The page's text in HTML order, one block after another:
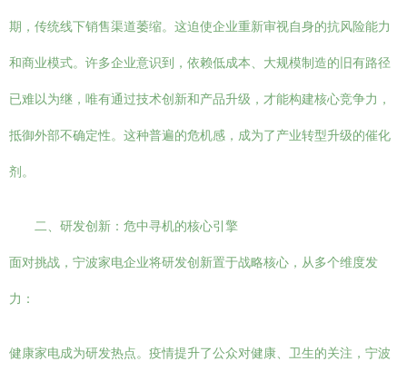
期，传统线下销售渠道萎缩。这迫使企业重新审视自身的抗风险能力
和商业模式。许多企业意识到，依赖低成本、大规模制造的旧有路径
已难以为继，唯有通过技术创新和产品升级，才能构建核心竞争力，
抵御外部不确定性。这种普遍的危机感，成为了产业转型升级的催化
剂。
二、研发创新：危中寻机的核心引擎
面对挑战，宁波家电企业将研发创新置于战略核心，从多个维度发
力：
健康家电成为研发热点。疫情提升了公众对健康、卫生的关注，宁波